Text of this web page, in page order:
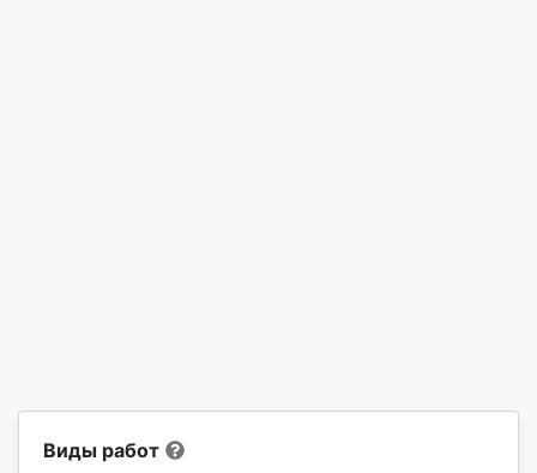
Виды работ